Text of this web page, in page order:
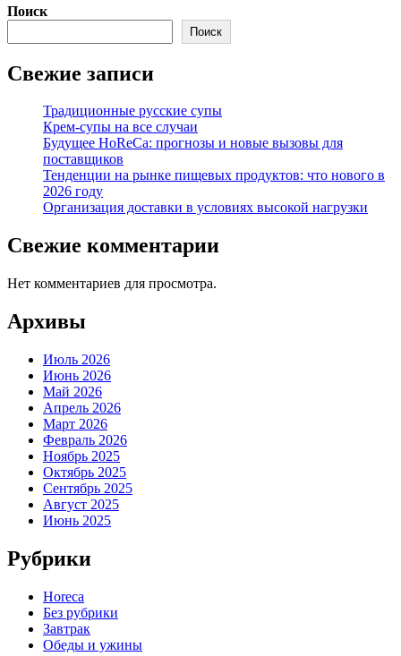
Поиск
Поиск
Свежие записи
Традиционные русские супы
Крем-супы на все случаи
Будущее HoReCa: прогнозы и новые вызовы для
поставщиков
Тенденции на рынке пищевых продуктов: что нового в
2026 году
Организация доставки в условиях высокой нагрузки
Свежие комментарии
Нет комментариев для просмотра.
Архивы
Июль 2026
Июнь 2026
Май 2026
Апрель 2026
Март 2026
Февраль 2026
Ноябрь 2025
Октябрь 2025
Сентябрь 2025
Август 2025
Июнь 2025
Рубрики
Horeca
Без рубрики
Завтрак
Обеды и ужины